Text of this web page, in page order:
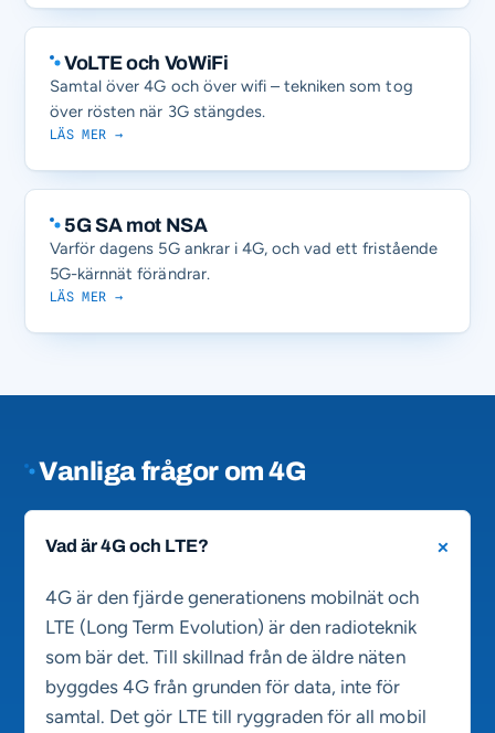
VoLTE och VoWiFi
Samtal över 4G och över wifi – tekniken som tog
över rösten när 3G stängdes.
LÄS MER →
5G SA mot NSA
Varför dagens 5G ankrar i 4G, och vad ett fristående
5G-kärnnät förändrar.
LÄS MER →
Vanliga frågor om 4G
Vad är 4G och LTE?
4G är den fjärde generationens mobilnät och
LTE (Long Term Evolution) är den radioteknik
som bär det. Till skillnad från de äldre näten
byggdes 4G från grunden för data, inte för
samtal. Det gör LTE till ryggraden för all mobil